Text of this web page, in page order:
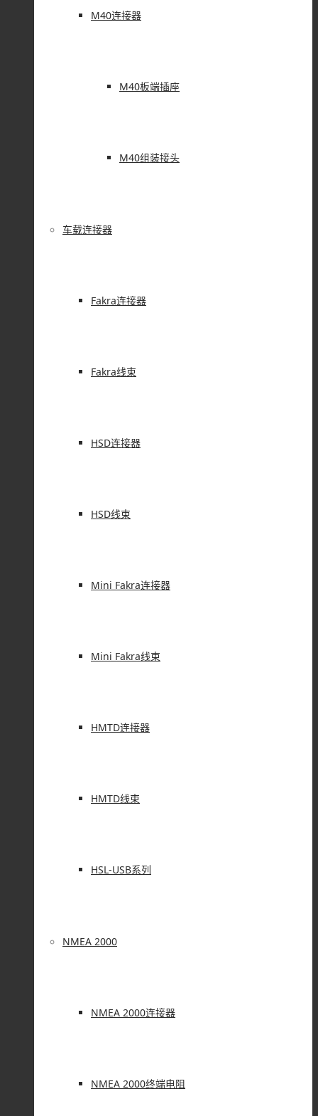
M40连接器
M40板端插座
M40组装接头
车载连接器
Fakra连接器
Fakra线束
HSD连接器
HSD线束
Mini Fakra连接器
Mini Fakra线束
HMTD连接器
HMTD线束
HSL-USB系列
NMEA 2000
NMEA 2000连接器
NMEA 2000终端电阻